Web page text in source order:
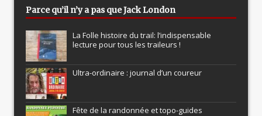
Parce qu’il n’y a pas que Jack London
La Folle histoire du trail: l’indispensable
lecture pour tous les traileurs !
Ultra-ordinaire : journal d’un coureur
Fête de la randonnée et topo-guides